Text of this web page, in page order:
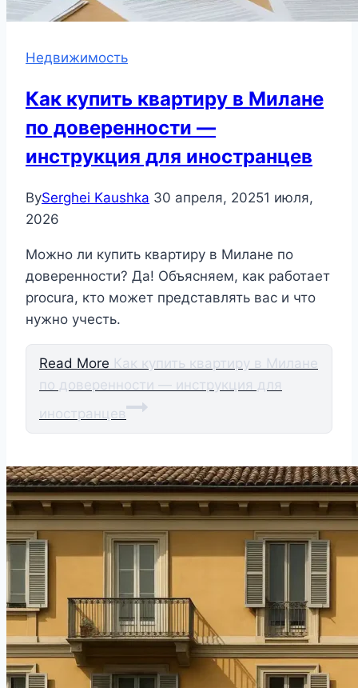
Недвижимость
Как купить квартиру в Милане
по доверенности —
инструкция для иностранцев
BySerghei Kaushka 30 апреля, 20251 июля,
2026
Можно ли купить квартиру в Милане по
доверенности? Да! Объясняем, как работает
procura, кто может представлять вас и что
нужно учесть.
Read More Как купить квартиру в Милане
по доверенности — инструкция для
иностранцев